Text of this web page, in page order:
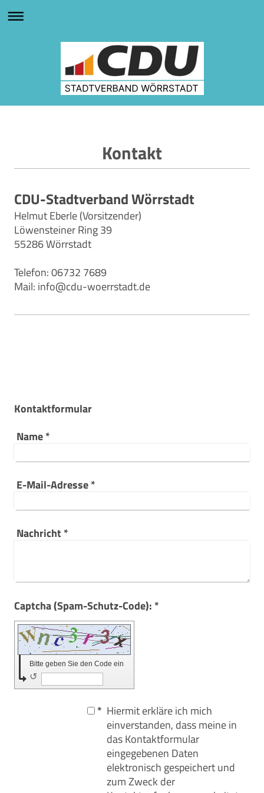
Kontakt
CDU-Stadtverband Wörrstadt
Helmut Eberle (Vorsitzender)
Löwensteiner Ring 39
55286 Wörrstadt
Telefon: 06732 7689
Mail: info@cdu-woerrstadt.de
Kontaktformular
Name*
E-Mail-Adresse*
Nachricht *
Captcha (Spam-Schutz-Code): *
Bitte geben Sie den Code ein
↺
* Hiermit erkläre ich mich
einverstanden, dass meine in
das Kontaktformular
eingegebenen Daten
elektronisch gespeichert und
zum Zweck der